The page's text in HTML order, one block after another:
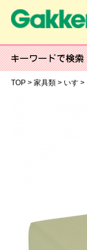
TOP> 家具類> いす>